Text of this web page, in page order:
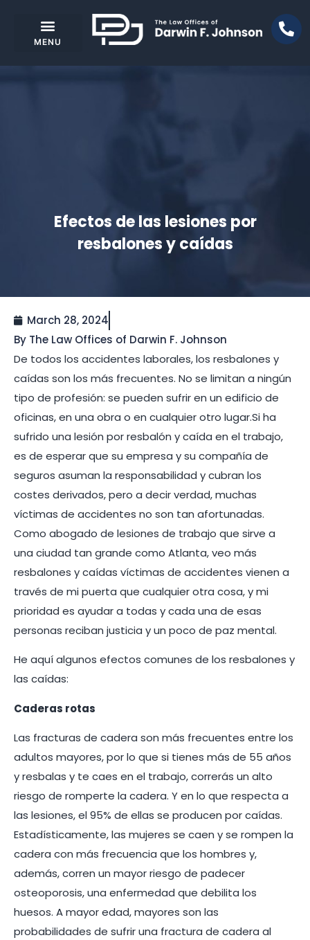
Efectos de las lesiones por
resbalones y caídas
March 28, 2024
By The Law Offices of Darwin F. Johnson
De todos los accidentes laborales, los resbalones y
caídas son los más frecuentes. No se limitan a ningún
tipo de profesión: se pueden sufrir en un edificio de
oficinas, en una obra o en cualquier otro lugar.Si ha
sufrido una lesión por resbalón y caída en el trabajo,
es de esperar que su empresa y su compañía de
seguros asuman la responsabilidad y cubran los
costes derivados, pero a decir verdad, muchas
víctimas de accidentes no son tan afortunadas.
Como abogado de lesiones de trabajo que sirve a
una ciudad tan grande como Atlanta, veo más
resbalones y caídas víctimas de accidentes vienen a
través de mi puerta que cualquier otra cosa, y mi
prioridad es ayudar a todas y cada una de esas
personas reciban justicia y un poco de paz mental.
He aquí algunos efectos comunes de los resbalones y
las caídas:
Caderas rotas
Las fracturas de cadera son más frecuentes entre los
adultos mayores, por lo que si tienes más de 55 años
y resbalas y te caes en el trabajo, correrás un alto
riesgo de romperte la cadera. Y en lo que respecta a
las lesiones, el 95% de ellas se producen por caídas.
Estadísticamente, las mujeres se caen y se rompen la
cadera con más frecuencia que los hombres y,
además, corren un mayor riesgo de padecer
osteoporosis, una enfermedad que debilita los
huesos. A mayor edad, mayores son las
probabilidades de sufrir una fractura de cadera al